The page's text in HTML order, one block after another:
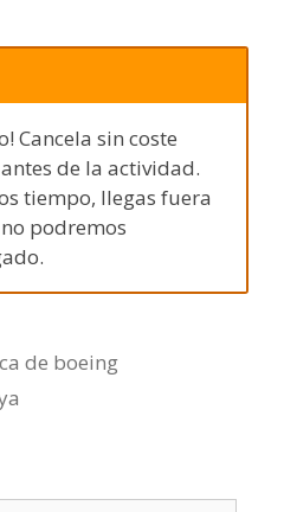
Cancela sin coste
de la actividad.
tiempo, llegas fuera
podremos
de boeing